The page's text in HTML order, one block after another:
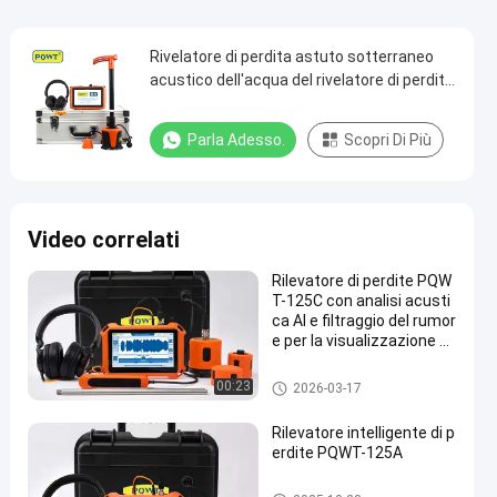
Rivelatore di perdita astuto sotterraneo
acustico dell'acqua del rivelatore di perdita
Parla Adesso. Scopri Di Più
Video correlati
00:23
Rilevatore di perdite PQW
T-125C con analisi acusti
ca AI e filtraggio del rumor
e per la visualizzazione d
inio del tempo in tubazion
i idriche
Rivelatore di perdita della cond
uttura dell'acqua
2026-03-17
Rilevatore intelligente di p
erdite PQWT-125A